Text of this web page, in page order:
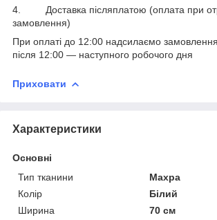
4. Доставка післяплатою (оплата при
замовлення)
При оплаті до 12:00 надсилаємо
після 12:00 ― наступного робочого дня
Приховати
Характеристики
Основні
Тип тканини
Махра
Колір
Білий
Ширина
70 см